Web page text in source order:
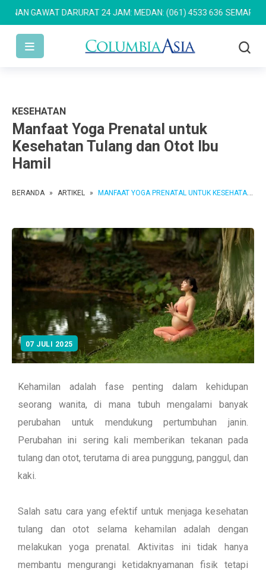
GAWAT DARURAT 24 JAM: MEDAN: (061) 4533 636 SEMARANG:
KESEHATAN
Manfaat Yoga Prenatal untuk
Kesehatan Tulang dan Otot Ibu
Hamil
BERANDA » ARTIKEL » MANFAAT YOGA PRENATAL UNTUK KESEHATAN TULANG DAN OTOT IBU HAMIL
07 JULI 2025
Kehamilan adalah fase penting dalam kehidupan
seorang wanita, di mana tubuh mengalami banyak
perubahan untuk mendukung pertumbuhan janin.
Perubahan ini sering kali memberikan tekanan pada
tulang dan otot, terutama di area punggung, panggul, dan
kaki.
Salah satu cara yang efektif untuk menjaga kesehatan
tulang dan otot selama kehamilan adalah dengan
melakukan yoga prenatal. Aktivitas ini tidak hanya
membantu mengurangi ketidaknyamanan fisik tetapi